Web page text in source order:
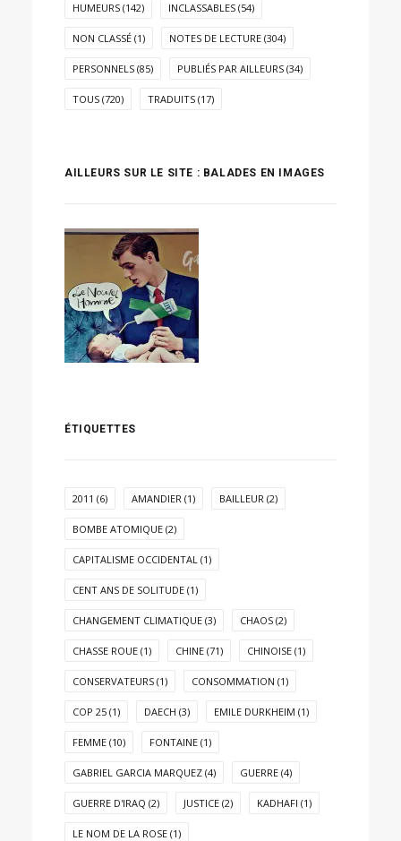
HUMEURS (142) INCLASSABLES (54)
NON CLASSÉ (1) NOTES DE LECTURE (304)
PERSONNELS (85) PUBLIÉS PAR AILLEURS (34)
TOUS (720) TRADUITS (17)
AILLEURS SUR LE SITE : BALADES EN IMAGES
ÉTIQUETTES
2011 (6) AMANDIER (1) BAILLEUR (2)
BOMBE ATOMIQUE (2)
CAPITALISME OCCIDENTAL (1)
CENT ANS DE SOLITUDE (1)
CHANGEMENT CLIMATIQUE (3) CHAOS (2)
CHASSE ROUE (1) CHINE (71) CHINOISE (1)
CONSERVATEURS (1) CONSOMMATION (1)
COP 25 (1) DAECH (3) EMILE DURKHEIM (1)
FEMME (10) FONTAINE (1)
GABRIEL GARCIA MARQUEZ (4) GUERRE (4)
GUERRE D'IRAQ (2) JUSTICE (2) KADHAFI (1)
LE NOM DE LA ROSE (1)